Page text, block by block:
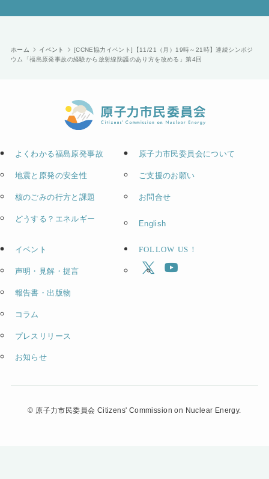
ホーム イベント
[CCNE協力イベント]【11/21（月）19時～21時】連続シンポジ
ウム「福島原発事故の経験から放射線防護のあり方を改める」第4回
よくわかる福島原発事故
地震と原発の安全性
核のごみの行方と課題
どうする？エネルギー
イベント
声明・見解・提言
報告書・出版物
コラム
プレスリリース
お知らせ
原子力市民委員会について
ご支援のお願い
お問合せ
English
FOLLOW US！
© 原子力市民委員会 Citizens' Commission on Nuclear Energy.